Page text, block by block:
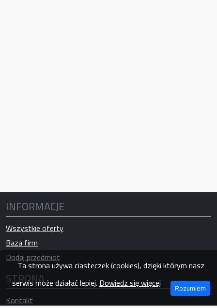
INFORMACJE
Wszystkie oferty
Baza firm
Dodaj przedmiot
STRONA
Kontakt
Ta strona używa ciasteczek (cookies), dzięki którym nasz
serwis może działać lepiej.Dowiedz się więcej Rozumiem